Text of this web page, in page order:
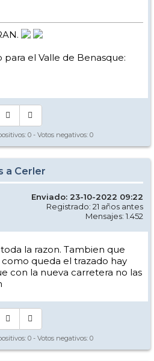
el Valle de Benasque:
0 - Votos negativos: 0
a Cerler
Enviado: 23-10-2022 09:22
Registrado: 21 años antes
Mensajes: 1.452
la razon. Tambien que
queda el trazado hay
con la nueva carretera no las
0 - Votos negativos: 0